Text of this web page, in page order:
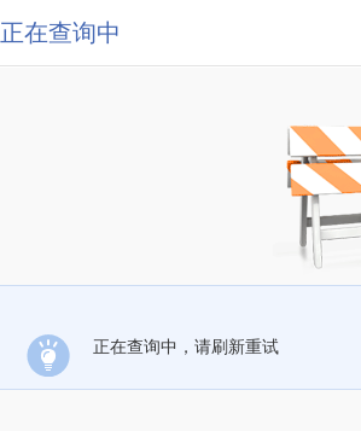
正在查询中
正在查询中，请刷新重试